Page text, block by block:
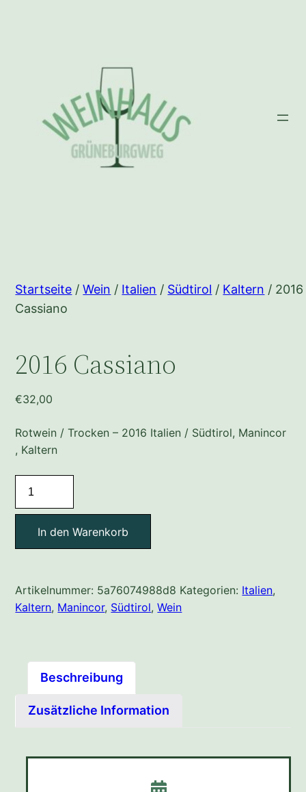
Startseite /Wein / Italien / Südtirol / Kaltern / 2016
Cassiano
2016 Cassiano
€32,00
Rotwein / Trocken – 2016 Italien / Südtirol, Manincor
, Kaltern
Cassiano
Menge
In den Warenkorb
Artikelnummer: 5a76074988d8 Kategorien: Italien,
Kaltern, Manincor, Südtirol,Wein
Beschreibung
Zusätzliche Information